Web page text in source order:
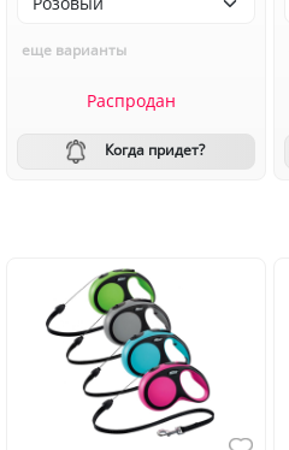
еще варианты
Распродан
Когда придет?